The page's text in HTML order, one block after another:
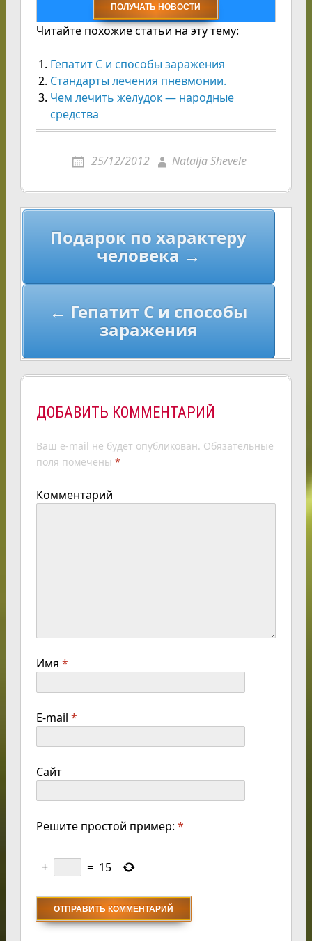
Читайте похожие статьи на эту тему:
Гепатит С и способы заражения
Стандарты лечения пневмонии.
Чем лечить желудок — народные
средства
25/12/2012 Natalja Shevele
Навигация
Подарок по характеру
человека →
← Гепатит С и способы
заражения
ДОБАВИТЬ КОММЕНТАРИЙ
Ваш e-mail не будет опубликован. Обязательные
поля помечены *
Комментарий
Имя *
E-mail *
Сайт
Решите простой пример: *
+ = 15